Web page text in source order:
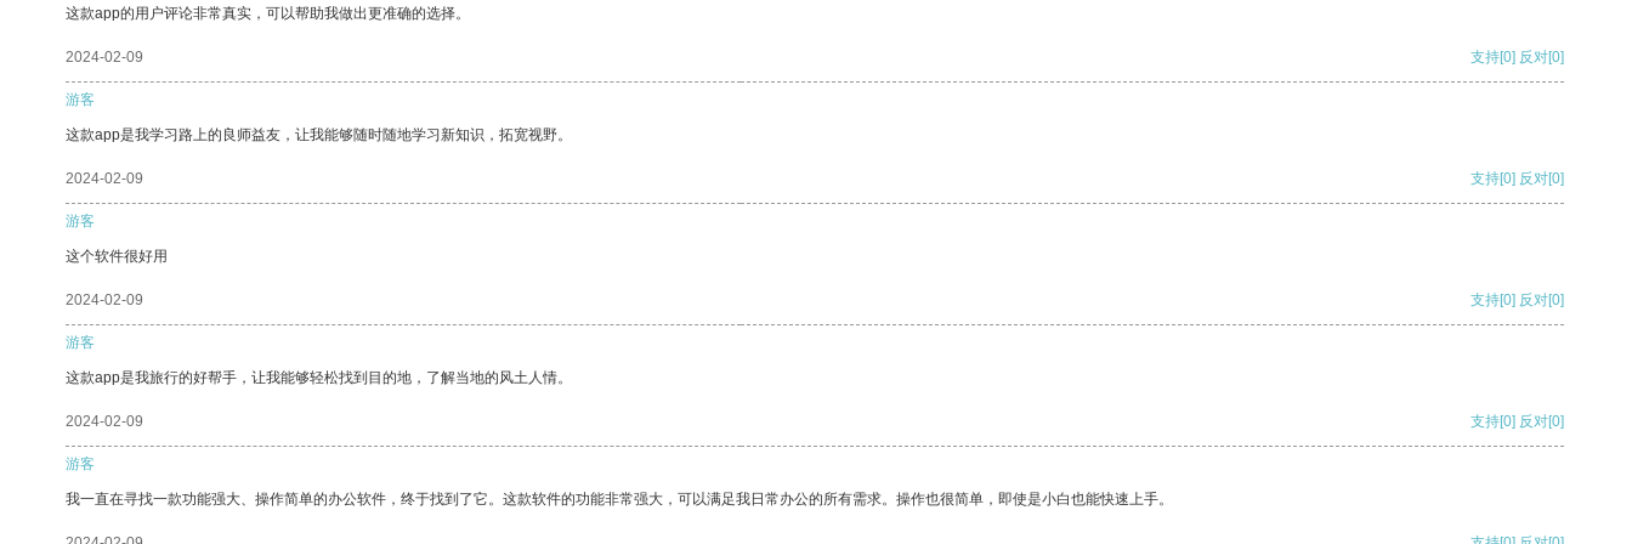
这款app的用户评论非常真实，可以帮助我做出更准确的选择。
2024-02-09 支持[0] 反对[0]
游客
这款app是我学习路上的良师益友，让我能够随时随地学习新知识，拓宽视野。
2024-02-09 支持[0] 反对[0]
游客
这个软件很好用
2024-02-09 支持[0] 反对[0]
游客
这款app是我旅行的好帮手，让我能够轻松找到目的地，了解当地的风土人情。
2024-02-09 支持[0] 反对[0]
游客
我一直在寻找一款功能强大、操作简单的办公软件，终于找到了它。这款软件的功能非常强大，可以满足我日常办公的所有需求。操作也很简单，即使是小白也能快速上手。